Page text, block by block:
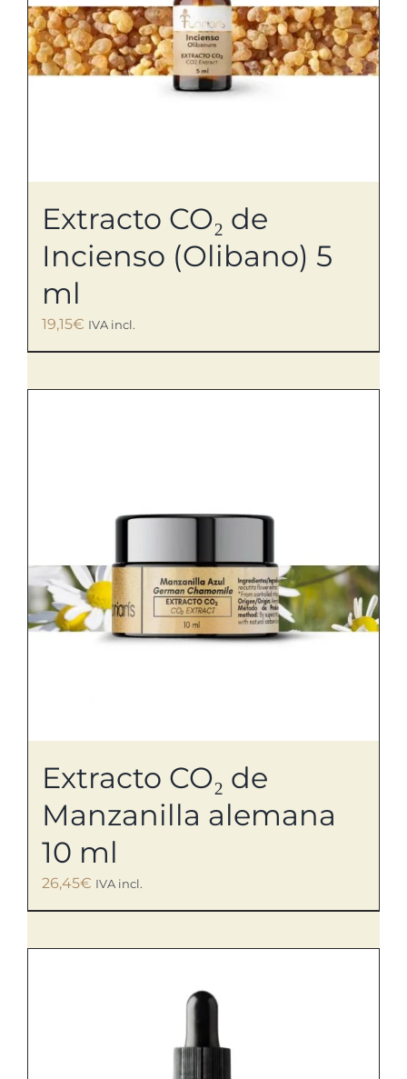
Extracto CO₂ de
Incienso (Olibano) 5
ml
19,15€ IVA incl.
Extracto CO₂ de
Manzanilla alemana
10 ml
26,45€ IVA incl.